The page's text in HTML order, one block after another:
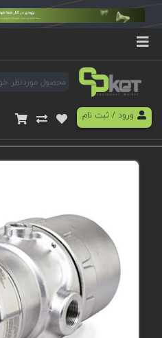
ورود/ ثبت نام